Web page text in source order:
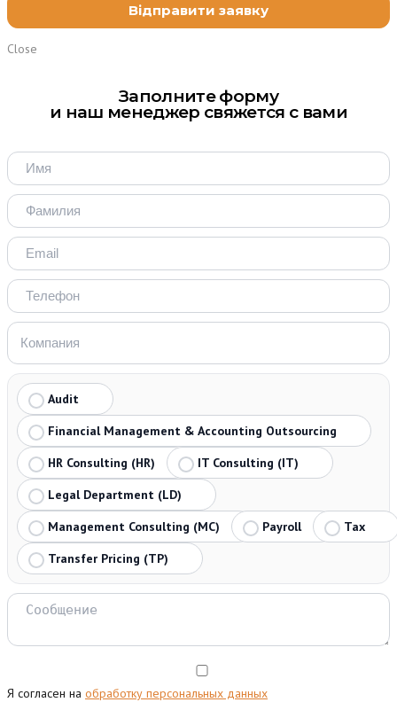
Close
Заполните форму
и наш менеджер свяжется с вами
Audit
Financial Management & Accounting Outsourcing
HR Consulting (HR)
IT Consulting (IT)
Legal Department (LD)
Management Consulting (MC)
Payroll
Tax
Transfer Pricing (TP)
Я согласен на обработку персональных данных